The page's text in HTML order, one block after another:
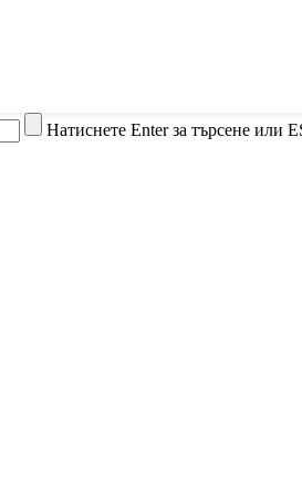
Натиснете Enter за търсене или